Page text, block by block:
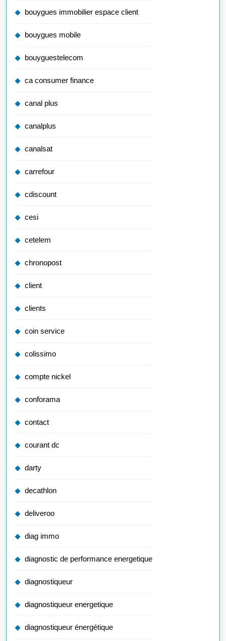
bouygues immobilier espace client
bouygues mobile
bouyguestelecom
ca consumer finance
canal plus
canalplus
canalsat
carrefour
cdiscount
cesi
cetelem
chronopost
client
clients
coin service
colissimo
compte nickel
conforama
contact
courant dc
darty
decathlon
deliveroo
diag immo
diagnostic de performance energetique
diagnostiqueur
diagnostiqueur energetique
diagnostiqueur énergétique